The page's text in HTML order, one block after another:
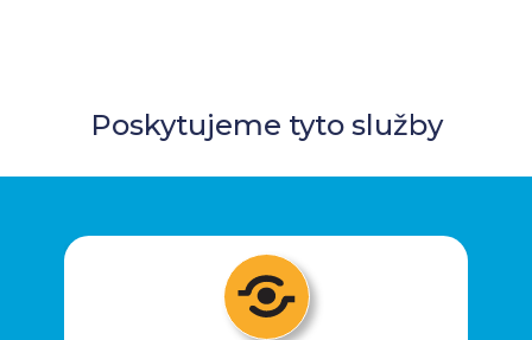
Poskytujeme tyto služby